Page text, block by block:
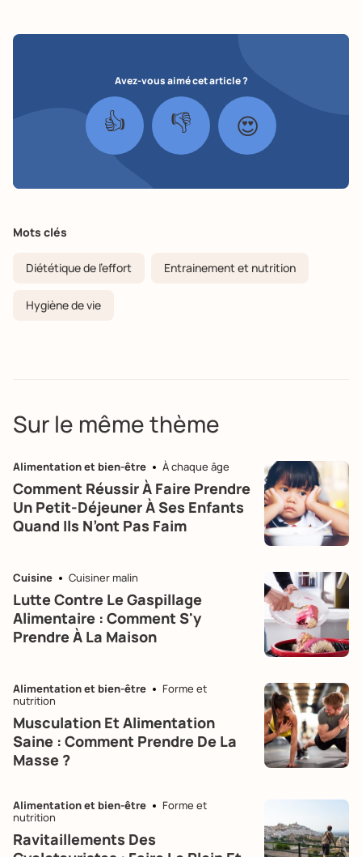
Avez-vous aimé cet article ?
👍 👎 😍
Mots clés
Diététique de l'effort Entrainement et nutrition
Hygiène de vie
Sur le même thème
Alimentation et bien-être À chaque âge
Comment Réussir À Faire Prendre
Un Petit-Déjeuner À Ses Enfants
Quand Ils N’ont Pas Faim
Cuisine Cuisiner malin
Lutte Contre Le Gaspillage
Alimentaire : Comment S'y
Prendre À La Maison
Alimentation et bien-être
Forme et
nutrition
Musculation Et Alimentation
Saine : Comment Prendre De La
Masse ?
Alimentation et bien-être
Forme et
nutrition
Ravitaillements Des